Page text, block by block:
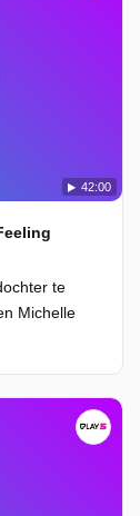
42:00
te
Michelle